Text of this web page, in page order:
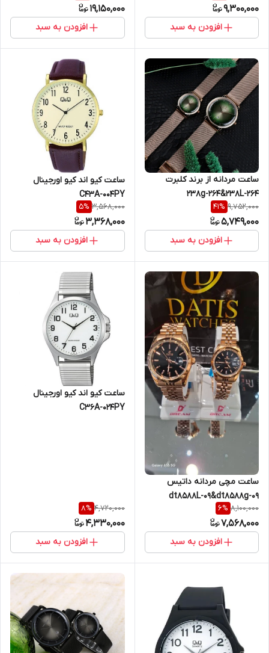
9,300,000
افزودن به سبد
19,150,000
افزودن به سبد
ساعت مردانه از برند کلبرت
238g-264&238L-264
9,752,000
41%
5,749,000
افزودن به سبد
ساعت کیو اند کیو اورجینال
C43A-004PY
3,568,000
5%
3,368,000
افزودن به سبد
ساعت مچی مردانه داتیس
dt8588L-09&dt8588g-09
8,100,000
6%
7,568,000
افزودن به سبد
ساعت کیو اند کیو اورجینال
C36A-024PY
4,720,000
8%
4,330,000
افزودن به سبد